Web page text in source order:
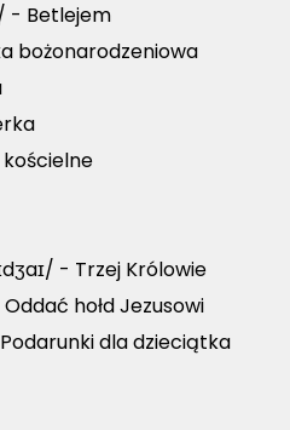
- Betlejem
bożonarodzeniowa
- Trzej Królowie
hołd Jezusowi
dla dzieciątka